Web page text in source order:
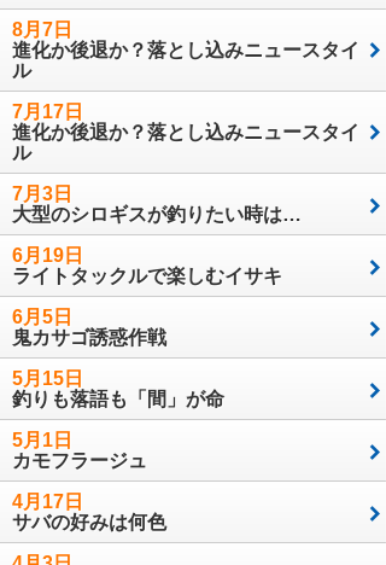
8月7日
進化か後退か？落とし込みニュースタイ
ル
7月17日
進化か後退か？落とし込みニュースタイ
ル
7月3日
大型のシロギスが釣りたい時は…
6月19日
ライトタックルで楽しむイサキ
6月5日
鬼カサゴ誘惑作戦
5月15日
釣りも落語も「間」が命
5月1日
カモフラージュ
4月17日
サバの好みは何色